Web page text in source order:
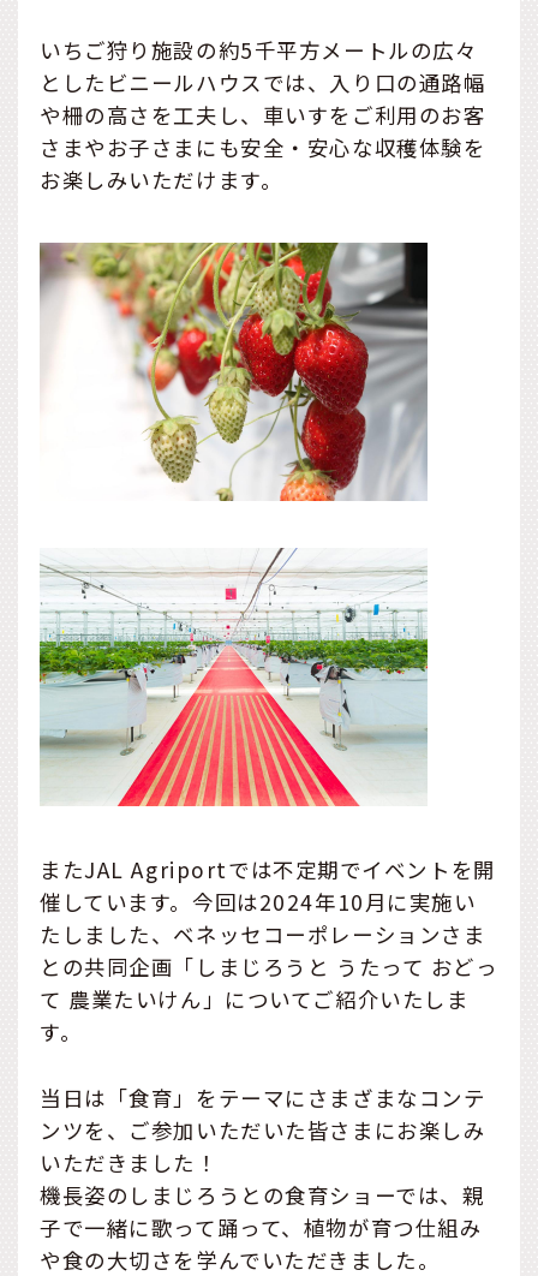
いちご狩り施設の約5千平方メートルの広々
としたビニールハウスでは、入り口の通路幅
や柵の高さを工夫し、車いすをご利用のお客
さまやお子さまにも安全・安心な収穫体験を
お楽しみいただけます。
またJAL Agriportでは不定期でイベントを開
催しています。今回は2024年10月に実施い
たしました、ベネッセコーポレーションさま
との共同企画「しまじろうと うたって おどっ
て 農業たいけん」についてご紹介いたしま
す。
当日は「食育」をテーマにさまざまなコンテ
ンツを、ご参加いただいた皆さまにお楽しみ
いただきました！
機長姿のしまじろうとの食育ショーでは、親
子で一緒に歌って踊って、植物が育つ仕組み
や食の大切さを学んでいただきました。